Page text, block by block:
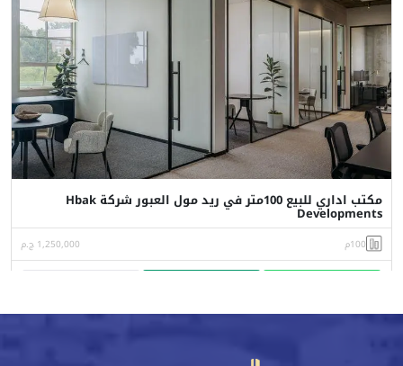
مكتب اداري للبيع 100متر في ريد مول العبور شركة Hbak
Developments
100م 1,250,000 ج.م